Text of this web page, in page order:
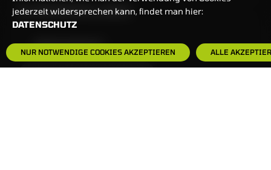
BANKEINSTELLUNGEN
HÄUFIG GESUCHT:
jederzeit widersprechen kann, findet man hier:
DATENSCHUTZ
NUR NOTWENDIGE COOKIES AKZEPTIEREN ALLE